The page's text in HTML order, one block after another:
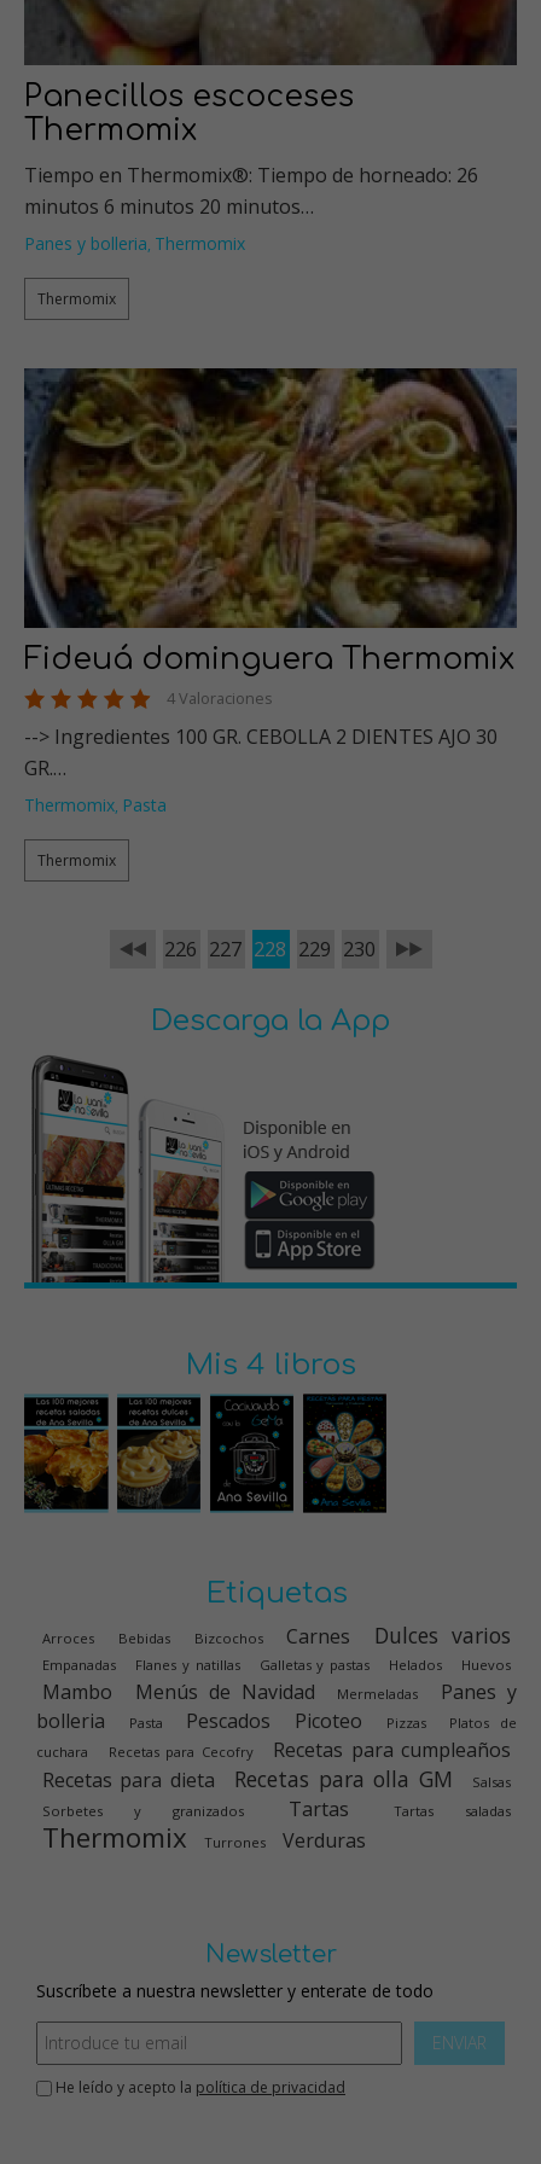
Panecillos escoceses
Thermomix
Tiempo en Thermomix®: Tiempo de horneado: 26
minutos 6 minutos 20 minutos…
Panes y bolleria, Thermomix
Thermomix
Fideuá dominguera Thermomix
4 Valoraciones
--> Ingredientes 100 GR. CEBOLLA 2 DIENTES AJO 30
GR.…
Thermomix, Pasta
Thermomix
226 227 228 229 230
Descarga la App
Mis 4 libros
Etiquetas
Arroces Bebidas Bizcochos Carnes Dulces varios
Empanadas Flanes y natillas Galletas y pastas Helados Huevos
Mambo Menús de Navidad Mermeladas
Panes y
bolleria
Pasta Pescados Picoteo Pizzas
Platos de
cuchara
Recetas para Cecofry
Recetas para cumpleaños
Recetas para dieta
Recetas para olla GM
Salsas
Sorbetes y granizados
Tartas Tartas saladas
Thermomix Turrones Verduras
Newsletter
Suscríbete a nuestra newsletter y enterate de todo
ENVIAR
He leído y acepto la política de privacidad